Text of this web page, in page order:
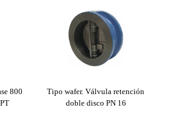
800
Tipo wafer. Válvula retención
doble disco PN 16